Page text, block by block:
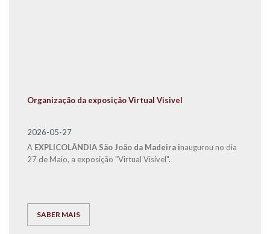
Organização da exposição Virtual Visivel
2026-05-27
A EXPLICOLÂNDIA São João da Madeira inaugurou no dia
27 de Maio, a exposição "Virtual Visível".
SABER MAIS